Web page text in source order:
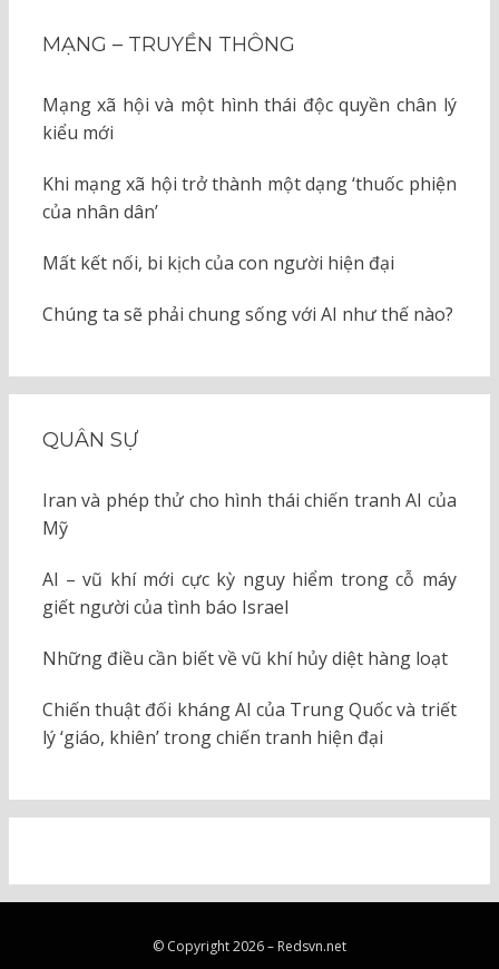
MẠNG – TRUYỀN THÔNG
Mạng xã hội và một hình thái độc quyền chân lý
kiểu mới
Khi mạng xã hội trở thành một dạng ‘thuốc phiện
của nhân dân’
Mất kết nối, bi kịch của con người hiện đại
Chúng ta sẽ phải chung sống với AI như thế nào?
QUÂN SỰ
Iran và phép thử cho hình thái chiến tranh AI của
Mỹ
AI – vũ khí mới cực kỳ nguy hiểm trong cỗ máy
giết người của tình báo Israel
Những điều cần biết về vũ khí hủy diệt hàng loạt
Chiến thuật đối kháng AI của Trung Quốc và triết
lý ‘giáo, khiên’ trong chiến tranh hiện đại
© Copyright 2026 – Redsvn.net